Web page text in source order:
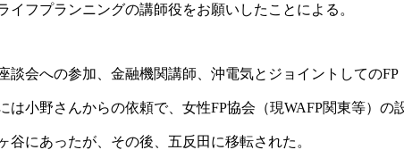
フプランニングの講師役をお願いしたことによる。
会への参加、金融機関講師、沖電気とジョイントしてのFP
小野さんからの依頼で、女性FP協会（現WAFP関東等）の
にあったが、その後、五反田に移転された。